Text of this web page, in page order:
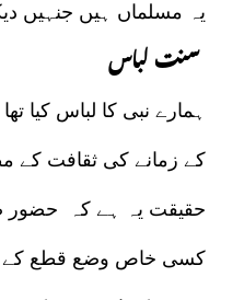
یہ مسلماں ہیں جنہیں
کے زمانے کی ثقافت کے
حقیقت یہ ہے کہ حضور
کسی خاص وضع قطع کے